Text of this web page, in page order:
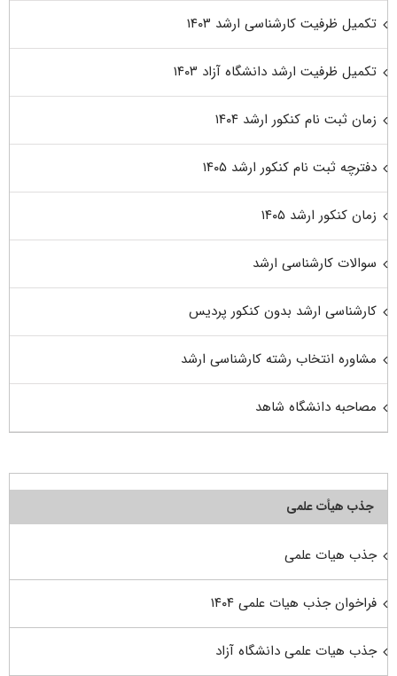
تکمیل ظرفیت کارشناسی ارشد ۱۴۰۳
تکمیل ظرفیت ارشد دانشگاه آزاد ۱۴۰۳
زمان ثبت نام کنکور ارشد ۱۴۰۴
دفترچه ثبت نام کنکور ارشد ۱۴۰۵
زمان کنکور ارشد ۱۴۰۵
سوالات کارشناسی ارشد
کارشناسی ارشد بدون کنکور پردیس
مشاوره انتخاب رشته کارشناسی ارشد
مصاحبه دانشگاه شاهد
جذب هیأت علمی
جذب هیات علمی
فراخوان جذب هیات علمی ۱۴۰۴
جذب هیات علمی دانشگاه آزاد